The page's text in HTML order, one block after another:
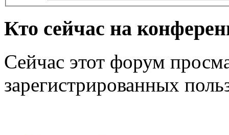
Кто сейчас на
Сейчас этот форум
зарегистрированных